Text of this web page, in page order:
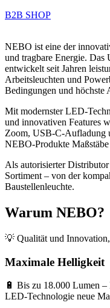
B2B SHOP
NEBO ist eine der
und tragbare Energie. Das
entwickelt seit Jahren
Arbeitsleuchten und
Bedingungen und höchste
Mit modernster LED-
und innovativen Features
Zoom, USB-C-Aufladung
NEBO-Produkte
Als autorisierter
Sortiment – von der
Baustellenleuchte.
Warum NEBO?
💡 Qualität und
Maximale Helligkeit
🔋 Bis zu 18.000 Lumen
LED-Technologie neue